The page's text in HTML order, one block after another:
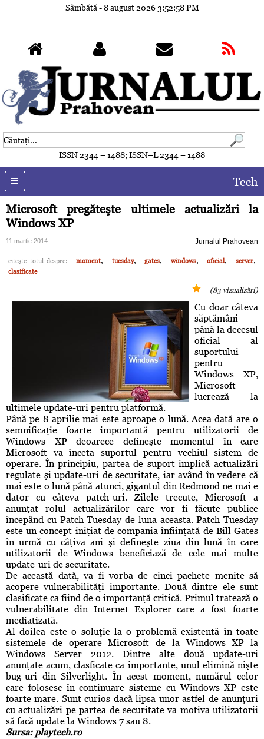
Sâmbătă - 8 august 20263:53:01 PM
ISSN 2344 – 1488; ISSN–L 2344 – 1488
Tech
Microsoft pregăteşte ultimele actualizări la
Windows XP
11 martie 2014 Jurnalul Prahovean
citeşte totul despre: moment, tuesday, gates, windows, oficial, server,
clasificate
(83 vizualizări)
Cu doar câteva
săptămâni
până la decesul
oficial al
suportului
pentru
Windows XP,
Microsoft
lucrează la
ultimele update-uri pentru platformă.
Până pe 8 aprilie mai este aproape o lună. Acea dată are o
semnificaţie foarte importantă pentru utilizatorii de
Windows XP deoarece defineşte momentul în care
Microsoft va înceta suportul pentru vechiul sistem de
operare. În principiu, partea de suport implică actualizări
regulate şi update-uri de securitate, iar având în vedere că
mai este o lună până atunci, gigantul din Redmond ne mai e
dator cu câteva patch-uri. Zilele trecute, Microsoft a
anunţat rolul actualizărilor care vor fi făcute publice
începând cu Patch Tuesday de luna aceasta. Patch Tuesday
este un concept iniţiat de compania înfiinţată de Bill Gates
în urmă cu câţiva ani şi defineşte ziua din lună în care
utilizatorii de Windows beneficiază de cele mai multe
update-uri de securitate.
De această dată, va fi vorba de cinci pachete menite să
acopere vulnerabilităţi importante. Două dintre ele sunt
clasificate ca fiind de o importanţă critică. Primul tratează o
vulnerabilitate din Internet Explorer care a fost foarte
mediatizată.
Al doilea este o soluţie la o problemă existentă în toate
sistemele de operare Microsoft de la Windows XP la
Windows Server 2012. Dintre alte două update-uri
anunţate acum, clasficate ca importante, unul elimină nişte
bug-uri din Silverlight. În acest moment, numărul celor
care folosesc în continuare sisteme cu Windows XP este
foarte mare. Sunt curios dacă lipsa unor astfel de anunţuri
cu actualizări pe partea de securitate va motiva utilizatorii
să facă update la Windows 7 sau 8.
Sursa: playtech.ro